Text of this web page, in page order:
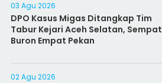
03 Agu 2026
DPO Kasus Migas Ditangkap Tim
Tabur Kejari Aceh Selatan, Sempat
Buron Empat Pekan
02 Agu 2026